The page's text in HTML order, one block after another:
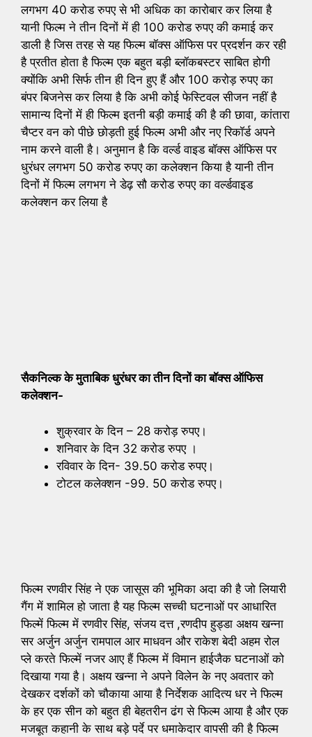
लगभग 40 करोड रुपए से भी अधिक का कारोबार कर लिया है
यानी फिल्म ने तीन दिनों में ही 100 करोड रुपए की कमाई कर
डाली है जिस तरह से यह फिल्म बॉक्स ऑफिस पर प्रदर्शन कर रही
है प्रतीत होता है फिल्म एक बहुत बड़ी ब्लॉकबस्टर साबित होगी
क्योंकि अभी सिर्फ तीन ही दिन हुए हैं और 100 करोड़ रुपए का
बंपर बिजनेस कर लिया है कि अभी कोई फेस्टिवल सीजन नहीं है
सामान्य दिनों में ही फिल्म इतनी बड़ी कमाई की है की छावा, कांतारा
चैप्टर वन को पीछे छोड़ती हुई फिल्म अभी और नए रिकॉर्ड अपने
नाम करने वाली है। अनुमान है कि वर्ल्ड वाइड बॉक्स ऑफिस पर
धुरंधर लगभग 50 करोड रुपए का कलेक्शन किया है यानी तीन
दिनों में फिल्म लगभग ने डेढ़ सौ करोड रुपए का वर्ल्डवाइड
कलेक्शन कर लिया है
सैकनिल्क के मुताबिक धुरंधर का तीन दिनों का बॉक्स ऑफिस
कलेक्शन-
शुक्रवार के दिन – 28 करोड़ रुपए।
शनिवार के दिन 32 करोड रुपए ।
रविवार के दिन- 39.50 करोड रुपए।
टोटल कलेक्शन -99. 50 करोड रुपए।
फिल्म रणवीर सिंह ने एक जासूस की भूमिका अदा की है जो लियारी
गैंग में शामिल हो जाता है यह फिल्म सच्ची घटनाओं पर आधारित
फिल्में फिल्म में रणवीर सिंह, संजय दत्त ,रणदीप हुड्डा अक्षय खन्ना
सर अर्जुन अर्जुन रामपाल आर माधवन और राकेश बेदी अहम रोल
प्ले करते फिल्में नजर आए हैं फिल्म में विमान हाईजैक घटनाओं को
दिखाया गया है। अक्षय खन्ना ने अपने विलेन के नए अवतार को
देखकर दर्शकों को चौकाया आया है निर्देशक आदित्य धर ने फिल्म
के हर एक सीन को बहुत ही बेहतरीन ढंग से फिल्म आया है और एक
मजबूत कहानी के साथ बड़े पर्दे पर धमाकेदार वापसी की है फिल्म